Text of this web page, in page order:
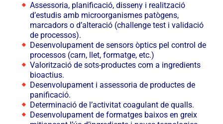
Assessoria, planificació, disseny i realització
d’estudis amb microorganismes patògens,
marcadors o d’alteració (challenge test i validació
de processos).
Desenvolupament de sensors òptics pel control de
processos (carn, llet, formatge, etc.)
Valorització de sots-productes com a ingredients
bioactius.
Desenvolupament i assessoria de productes de
panificació.
Determinació de l’activitat coagulant de qualls.
Desenvolupament de formatges baixos en greix